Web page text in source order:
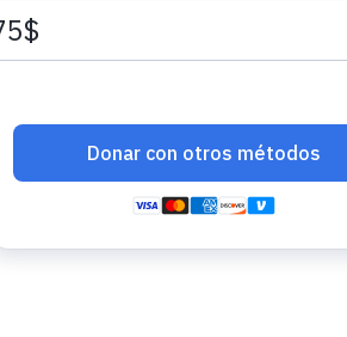
¿Te
de Pobreza en Colombia